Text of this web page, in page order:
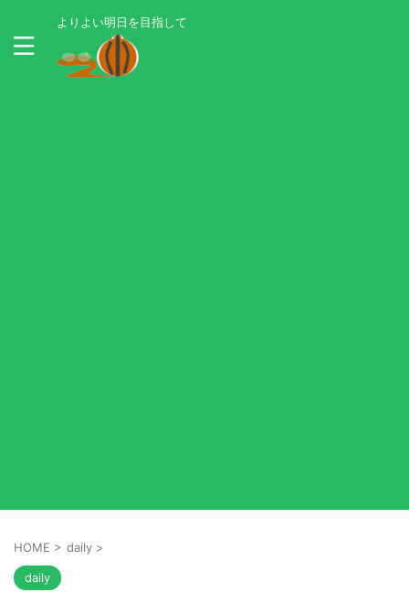
よりよい明日を目指して
HOME > daily >
daily